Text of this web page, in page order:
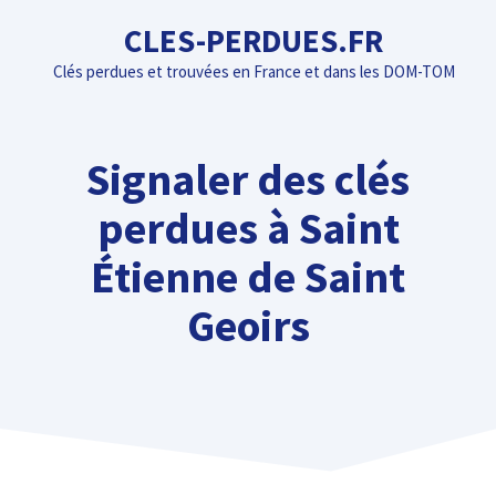
contenu
CLES-PERDUES.FR
Clés perdues et trouvées en France et dans les DOM-TOM
Signaler des clés
perdues à Saint
Étienne de Saint
Geoirs